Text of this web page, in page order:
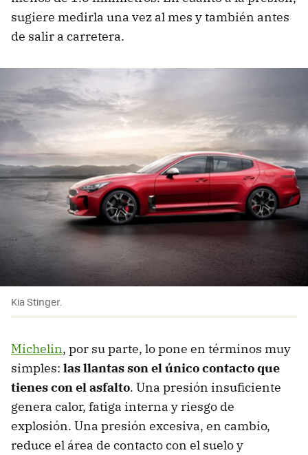
sugiere medirla una vez al mes y también antes
de salir a carretera.
Kia Stinger.
Michelin, por su parte, lo pone en términos muy
simples: las llantas son el único contacto que
tienes con el asfalto. Una presión insuficiente
genera calor, fatiga interna y riesgo de
explosión. Una presión excesiva, en cambio,
reduce el área de contacto con el suelo y